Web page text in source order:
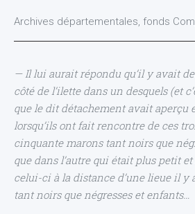
Archives départementales, fonds
— Il lui aurait répondu qu’il y avait
côté de l’ilette dans un desquels (et
que le dit détachement avait aperçu
lorsqu’ils ont fait rencontre de ces
cinquante marons tant noirs que
que dans l’autre qui était plus petit
celui-ci à la distance d’une lieue il y
tant noirs que négresses et enfants…